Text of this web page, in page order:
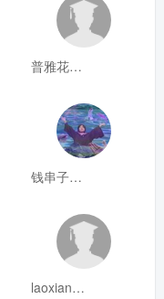
普雅花qya
钱串子123
laoxianrou